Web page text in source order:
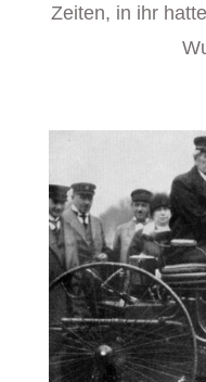
Zeiten, in ihr